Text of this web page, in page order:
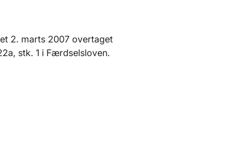
2. marts 2007 overtaget
stk. 1 i Færdselsloven.